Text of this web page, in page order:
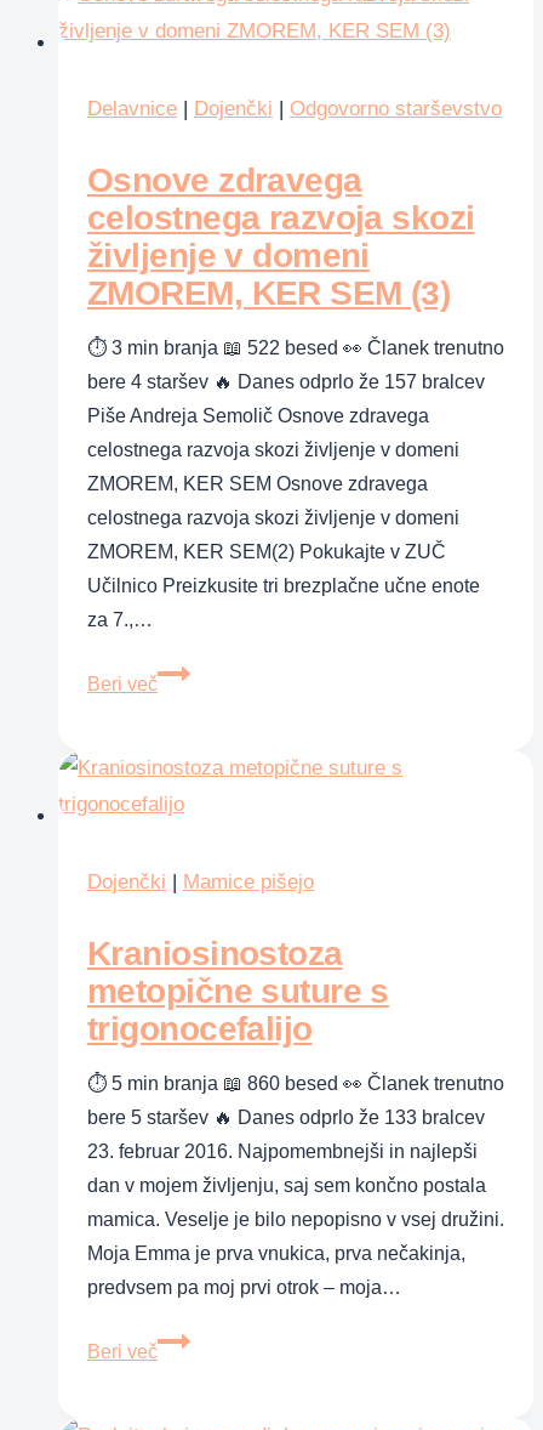
Delavnice Dojenčki Odgovorno starševstvo
Osnove zdravega
celostnega razvoja skozi
življenje v domeni
ZMOREM, KER SEM (3)
⏱ 3 min branja 📖 522 besed 👀 Članek trenutno
bere 4 staršev 🔥 Danes odprlo že 157 bralcev
Piše Andreja Semolič Osnove zdravega
celostnega razvoja skozi življenje v domeni
ZMOREM, KER SEM Osnove zdravega
celostnega razvoja skozi življenje v domeni
ZMOREM, KER SEM(2) Pokukajte v ZUČ
Učilnico Preizkusite tri brezplačne učne enote
za 7.,…
Beri več
Osnove
razvoja
skozi
v
ZMOREM,
KER
SEM
(3)
Dojenčki Mamice pišejo
Kraniosinostoza
metopične suture s
trigonocefalijo
⏱ 5 min branja 📖 860 besed 👀 Članek trenutno
bere 5 staršev 🔥 Danes odprlo že 133 bralcev
23. februar 2016. Najpomembnejši in najlepši
dan v mojem življenju, saj sem končno postala
mamica. Veselje je bilo nepopisno v vsej družini.
Moja Emma je prva vnukica, prva nečakinja,
predvsem pa moj prvi otrok – moja…
Beri več
Kraniosinostoza